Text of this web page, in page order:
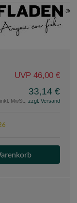
UVP 46,00 €
33,14 €
inkl. MwSt., zzgl. Versand